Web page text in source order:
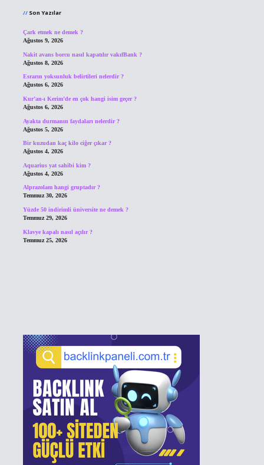
Son Yazılar
Çark etmek ne demek ?
Ağustos 9, 2026
Nakit avans borcu nasıl kapatılır vakıfBank ?
Ağustos 8, 2026
Esrarın yoksunluk belirtileri nelerdir ?
Ağustos 6, 2026
Kur’an-ı Kerim’de en çok hangi isim geçer ?
Ağustos 6, 2026
Ayakta durmanın faydaları nelerdir ?
Ağustos 5, 2026
Bir kuzudan kaç kilo ciğer çıkar ?
Ağustos 4, 2026
Aquarius yat sahibi kim ?
Ağustos 4, 2026
Alprazolam hangi gruptadır ?
Temmuz 30, 2026
Yüzde 50 indirimli üniversite ne demek ?
Temmuz 29, 2026
Klavye kapalı nasıl açılır ?
Temmuz 25, 2026